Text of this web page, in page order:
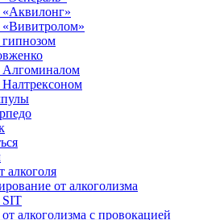
Алгоминалом
алкоголя
от алкоголизма
SIT
алкоголизма с провокацией